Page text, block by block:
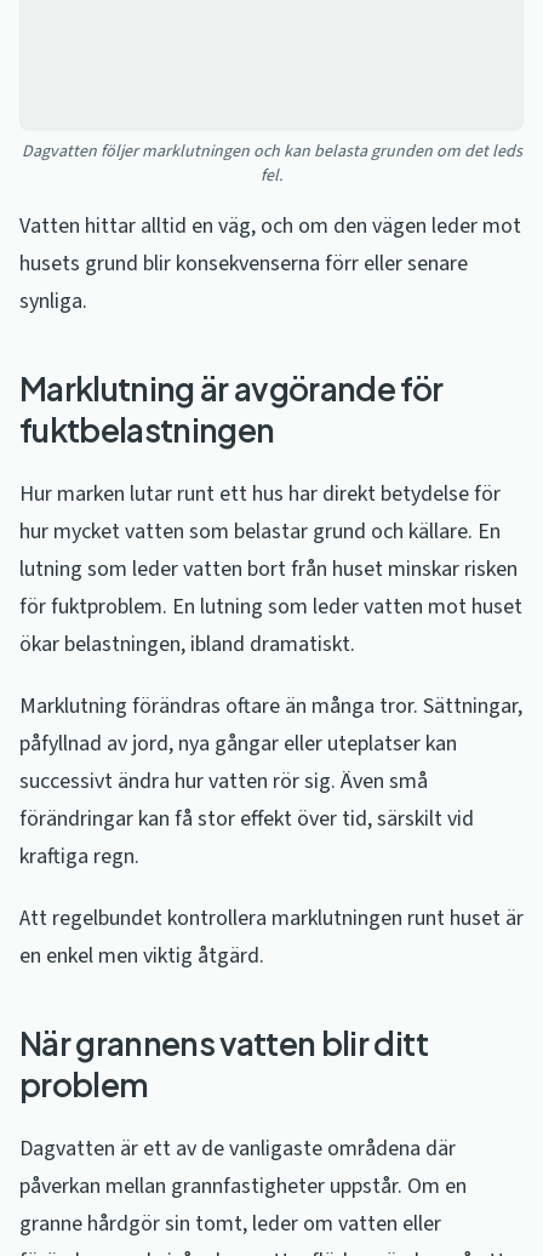
Dagvatten följer marklutningen och kan belasta grunden om det leds
fel.
Vatten hittar alltid en väg, och om den vägen leder mot
husets grund blir konsekvenserna förr eller senare
synliga.
Marklutning är avgörande för
fuktbelastningen
Hur marken lutar runt ett hus har direkt betydelse för
hur mycket vatten som belastar grund och källare. En
lutning som leder vatten bort från huset minskar risken
för fuktproblem. En lutning som leder vatten mot huset
ökar belastningen, ibland dramatiskt.
Marklutning förändras oftare än många tror. Sättningar,
påfyllnad av jord, nya gångar eller uteplatser kan
successivt ändra hur vatten rör sig. Även små
förändringar kan få stor effekt över tid, särskilt vid
kraftiga regn.
Att regelbundet kontrollera marklutningen runt huset är
en enkel men viktig åtgärd.
När grannens vatten blir ditt
problem
Dagvatten är ett av de vanligaste områdena där
påverkan mellan grannfastigheter uppstår. Om en
granne hårdgör sin tomt, leder om vatten eller